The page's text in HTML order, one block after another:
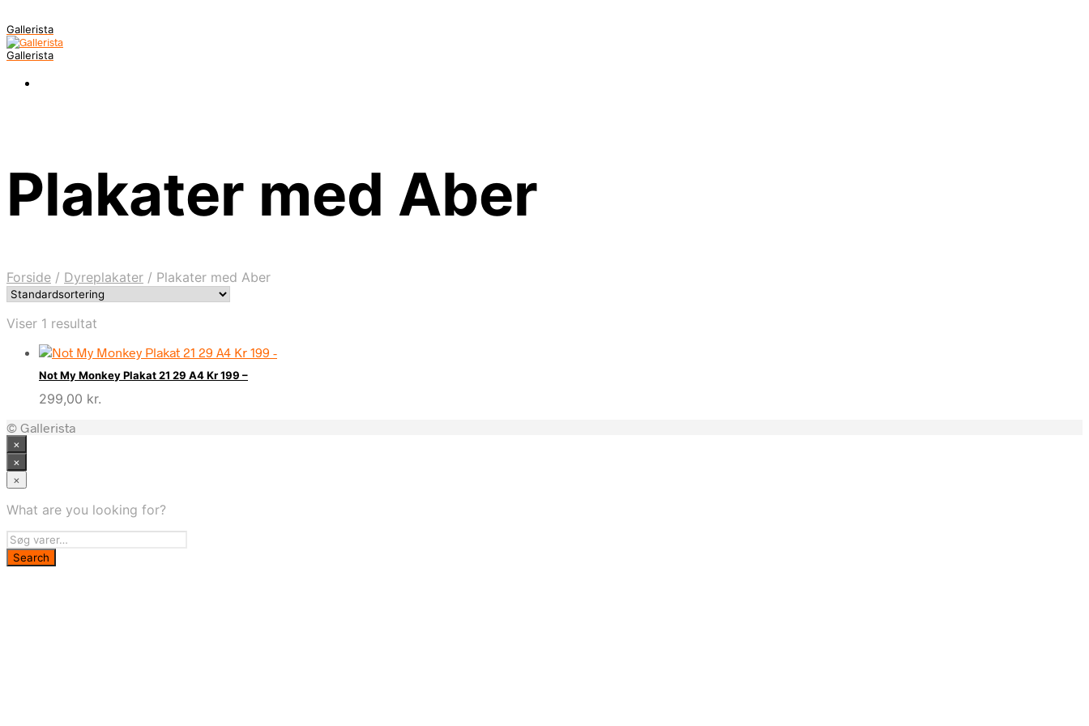
Gallerista
Gallerista
Plakater med Aber
Forside / Dyreplakater / Plakater med Aber
Viser 1 resultat
Not My Monkey Plakat 21 29 A4 Kr 199 –
299,00 kr.
© Gallerista
×
×
×
What are you looking for?